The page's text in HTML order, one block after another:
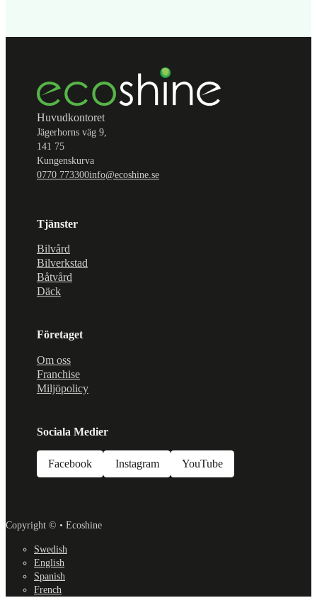
Huvudkontoret
Jägerhorns väg 9,
141 75
Kungenskurva
0770 773300info@ecoshine.se
Tjänster
Bilvård
Bilverkstad
Båtvård
Däck
Företaget
Om oss
Franchise
Miljöpolicy
Sociala Medier
Facebook Instagram YouTube
Copyright © • Ecoshine
Swedish
English
Spanish
French